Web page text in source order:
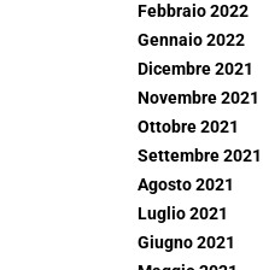
Febbraio 2022
Gennaio 2022
Dicembre 2021
Novembre 2021
Ottobre 2021
Settembre 2021
Agosto 2021
Luglio 2021
Giugno 2021